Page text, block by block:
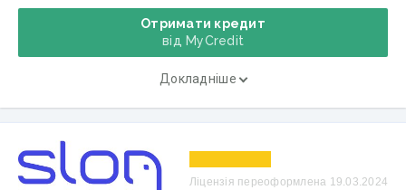
Отримати кредит
від MyСredit
Докладніше
Ліцензія переоформлена 19.03.2024